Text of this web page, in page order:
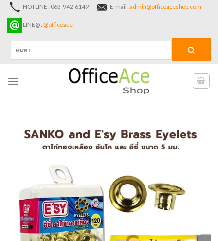
Skip
content
HOTLINE : 063-942-6149 E-mail : admin@officeaceshop.com
LINE@ : @officeace